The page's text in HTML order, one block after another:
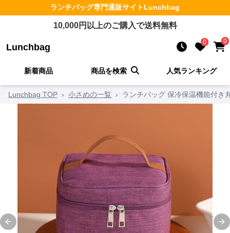
ランチバッグ専門通販サイトLunchbag
10,000円以上のご購入で送料無料
Lunchbag 0 0
新着商品 商品を検索 人気ランキング
Lunchbag TOP › 小さめの一覧 › ランチバッグ 保冷保温機能付き
Previous slide